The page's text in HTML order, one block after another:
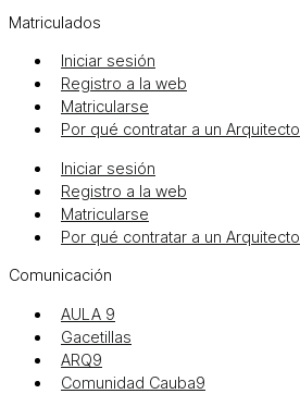
Matriculados
Iniciar sesión
Registro a la web
Matricularse
Por qué contratar a un Arquitecto
Iniciar sesión
Registro a la web
Matricularse
Por qué contratar a un Arquitecto
Comunicación
AULA 9
Gacetillas
ARQ9
Comunidad Cauba9